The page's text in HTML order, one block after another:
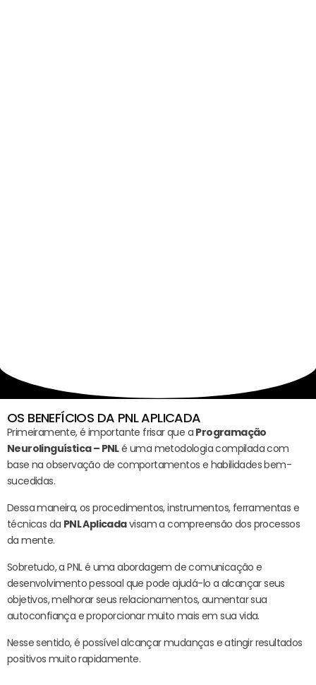
OS BENEFÍCIOS DA PNL APLICADA
Primeiramente, é importante frisar que a Programação
Neurolinguística – PNLé uma metodologia compilada com
base na observação de comportamentos e habilidades bem-
sucedidas.
Dessa maneira, os procedimentos, instrumentos, ferramentas e
técnicas da PNL Aplicadavisam a compreensão dos processos
da mente.
Sobretudo, a PNL é uma abordagem de comunicação e
desenvolvimento pessoal que pode ajudá-lo a alcançar seus
objetivos, melhorar seus relacionamentos, aumentar sua
autoconfiança e proporcionar muito mais em sua vida.
Nesse sentido, é possível alcançar mudanças e atingir resultados
positivos muito rapidamente.